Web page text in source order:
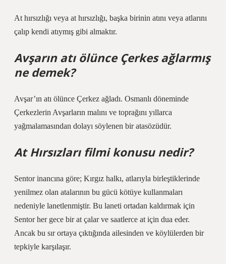
At hırsızlığı veya at hırsızlığı, başka birinin atını veya atlarını
çalıp kendi atıymış gibi almaktır.
Avşarın atı ölünce Çerkes ağlarmış
ne demek?
Avşar’ın atı ölünce Çerkez ağladı. Osmanlı döneminde
Çerkezlerin Avşarların malını ve toprağını yıllarca
yağmalamasından dolayı söylenen bir atasözüdür.
At Hırsızları filmi konusu nedir?
Sentor inancına göre; Kırgız halkı, atlarıyla birleştiklerinde
yenilmez olan atalarının bu gücü kötüye kullanmaları
nedeniyle lanetlenmiştir. Bu laneti ortadan kaldırmak için
Sentor her gece bir at çalar ve saatlerce at için dua eder.
Ancak bu sır ortaya çıktığında ailesinden ve köylülerden bir
tepkiyle karşılaşır.